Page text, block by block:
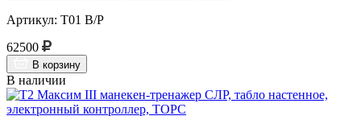
Артикул: Т01 В/Р
62500
В корзину
В наличии